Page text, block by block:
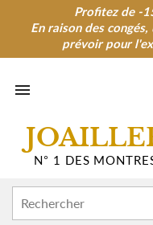
Profitez de -
En raison des
prévoir pour
Profitez de -
En raison des congés,
prévoir pour

N° 1 DES